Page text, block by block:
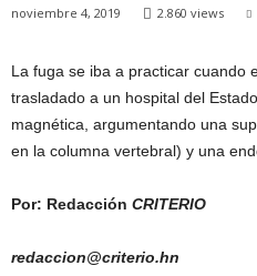
noviembre 4, 2019 2.860 views
La fuga se iba a practicar cuando
trasladado a un hospital del
magnética, argumentando una
en la columna vertebral) y una
Por: Redacción CRITERIO
redaccion@criterio.hn